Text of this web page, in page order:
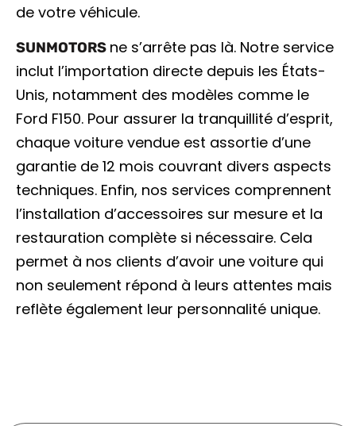
de votre véhicule.
SUNMOTORS ne s’arrête pas là. Notre service
inclut l’importation directe depuis les États-
Unis, notamment des modèles comme le
Ford F150. Pour assurer la tranquillité d’esprit,
chaque voiture vendue est assortie d’une
garantie de 12 mois couvrant divers aspects
techniques. Enfin, nos services comprennent
l’installation d’accessoires sur mesure et la
restauration complète si nécessaire. Cela
permet à nos clients d’avoir une voiture qui
non seulement répond à leurs attentes mais
reflète également leur personnalité unique.